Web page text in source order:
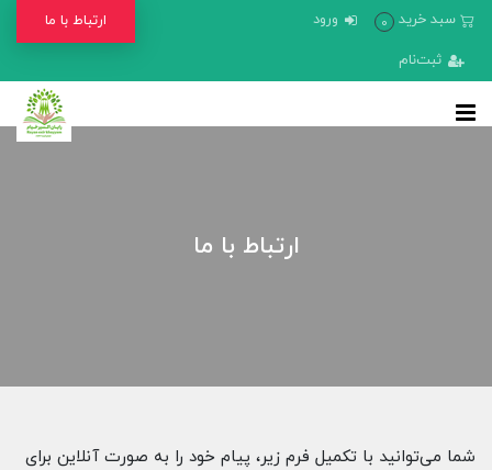
سبد خرید 0 ورود
ثبت‌نام
ارتباط با ما
ارتباط با ما
شما می‌توانید با تکمیل فرم زیر، پیام خود را به صورت آنلاین برای